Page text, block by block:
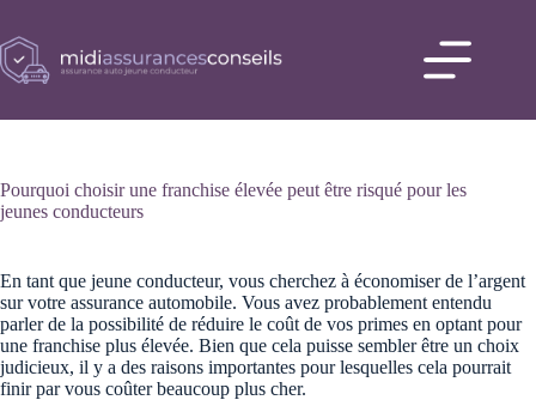
contenu
Comparez
auto
Blog
Pourquoi choisir une franchise élevée peut être risqué pour les
jeunes conducteurs
En tant que jeune conducteur, vous cherchez à économiser de l’argent
sur votre assurance automobile. Vous avez probablement entendu
parler de la possibilité de réduire le coût de vos primes en optant pour
une franchise plus élevée. Bien que cela puisse sembler être un choix
judicieux, il y a des raisons importantes pour lesquelles cela pourrait
finir par vous coûter beaucoup plus cher.